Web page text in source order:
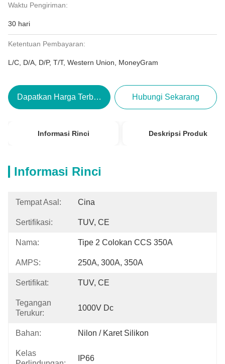
Waktu Pengiriman:
30 hari
Ketentuan Pembayaran:
L/C, D/A, D/P, T/T, Western Union, MoneyGram
Dapatkan Harga Terbaik Hubungi Sekarang
Informasi Rinci Deskripsi Produk
Informasi Rinci
Tempat Asal: Cina
Sertifikasi: TUV, CE
Nama: Tipe 2 Colokan CCS 350A
AMPS: 250A, 300A, 350A
Sertifikat: TUV, CE
Tegangan
Terukur:
1000V Dc
Bahan: Nilon / Karet Silikon
Kelas
IP66